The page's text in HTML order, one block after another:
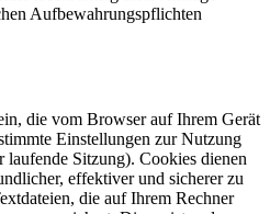
Aufbewahrungspflichten
die vom Browser auf Ihrem Gerät
Einstellungen zur Nutzung
laufende Sitzung). Cookies dienen
effektiver und sicherer zu
die auf Ihrem Rechner